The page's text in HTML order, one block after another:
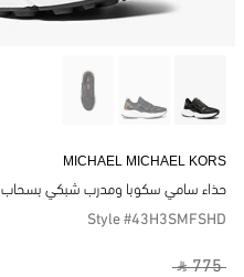
MICHAEL MICHAEL KORS
حذاء سامي سكوبا ومدرب شبكي بسحاب
Style #43H3SMFSHD
‎ ⃁ 775 ‎